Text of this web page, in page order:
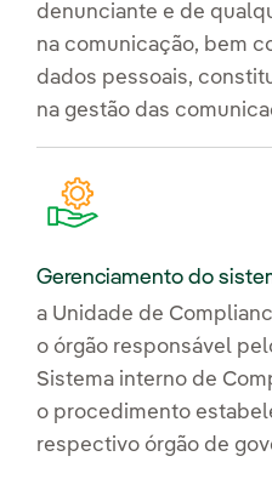
denunciante e de
na comunicação, bem
dados pessoais,
na gestão das
Gerenciamento do
a Unidade de
o órgão responsável
Sistema interno de
o procedimento
respectivo órgão de